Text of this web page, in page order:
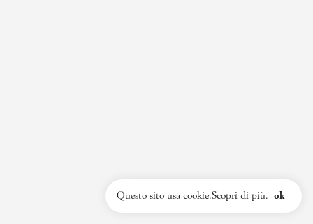
Questo sito usa cookie.Scopri di più. ok